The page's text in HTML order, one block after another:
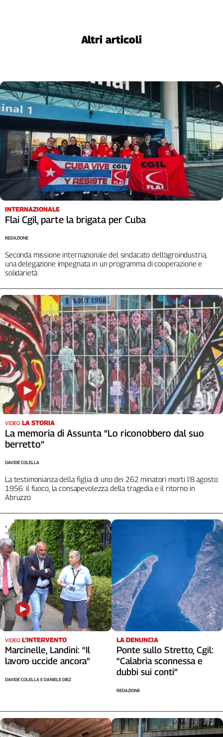
redazione
Newsletter
Social
Altri articoli
INTERNAZIONALE
Flai Cgil, parte la brigata per Cuba
Seconda missione internazionale del sindacato dell’agroindustria,
una delegazione impegnata in un programma di cooperazione e
solidarietà
REDAZIONE
VIDEO LA STORIA
La memoria di Assunta “Lo riconobbero dal suo
berretto”
La testimonianza della figlia di uno dei 262 minatori morti l’8 agosto
1956: il fuoco, la consapevolezza della tragedia e il ritorno in
Abruzzo
DAVIDE COLELLA
VIDEO L’INTERVENTO
Marcinelle, Landini: “Il
lavoro uccide ancora”
DAVIDE COLELLA E DANIELE DIEZ
LA DENUNCIA
Ponte sullo Stretto, Cgil:
“Calabria sconnessa e
dubbi sui conti”
REDAZIONE